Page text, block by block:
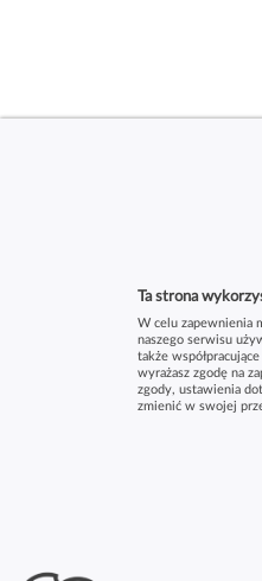
Ta strona
W celu zapewnienia
naszego serwisu
także
wyrażasz zgodę na
zgody, ustawienia
zmienić w swojej